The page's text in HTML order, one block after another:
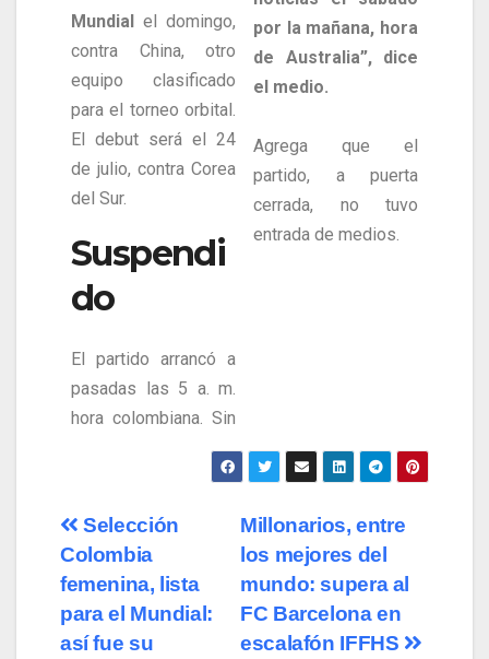
Mundial el domingo,
contra China, otro
equipo clasificado
para el torneo orbital.
El debut será el 24
de julio, contra Corea
del Sur.
Suspendi
do
El partido arrancó a
pasadas las 5 a. m.
hora colombiana. Sin
por la mañana, hora
de Australia”, dice
el medio.
Agrega que el
partido, a puerta
cerrada, no tuvo
entrada de medios.
Millonarios, entre
los mejores del
mundo: supera al
FC Barcelona en
escalafón IFFHS
Selección
Colombia
femenina, lista
para el Mundial:
así fue su